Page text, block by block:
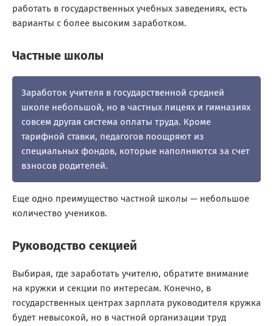
работать в государственных учебных заведениях, есть
варианты с более высоким заработком.
Частные школы
Заработок учителя в государственной средней
школе небольшой, но в частных лицеях и гимназиях
совсем другая система оплаты труда. Кроме
тарифной ставки, педагогов поощряют из
специальных фондов, которые наполняются за счет
взносов родителей.
Еще одно преимущество частной школы — небольшое
количество учеников.
Руководство секцией
Выбирая, где заработать учителю, обратите внимание
на кружки и секции по интересам. Конечно, в
государственных центрах зарплата руководителя кружка
будет невысокой, но в частной организации труд